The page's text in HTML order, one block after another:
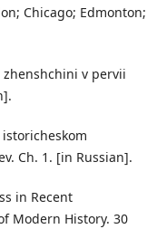
Chicago; Edmonton;
zhenshchini v pervii
istoricheskom
Ch. 1. [in Russian].
in Recent
Modern History. 30